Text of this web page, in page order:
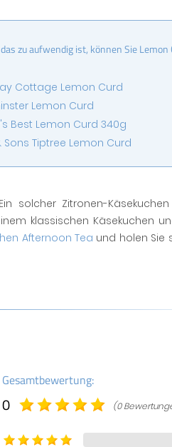
zu aufwendig ist, können Sie Lemon
Cottage Lemon Curd
Lemon Curd
Best Lemon Curd 340g
Sons Tiptree Lemon Curd
solcher Zitronen-
klassischen Käsekuchen
Afternoon Tea und holen Sie
Gesamtbewertung:
0 (0